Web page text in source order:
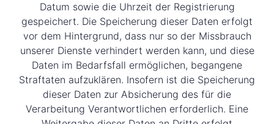
Datum sowie die Uhrzeit der Registrierung
gespeichert. Die Speicherung dieser Daten erfolgt
vor dem Hintergrund, dass nur so der Missbrauch
unserer Dienste verhindert werden kann, und diese
Daten im Bedarfsfall ermöglichen, begangene
Straftaten aufzuklären. Insofern ist die Speicherung
dieser Daten zur Absicherung des für die
Verarbeitung Verantwortlichen erforderlich. Eine